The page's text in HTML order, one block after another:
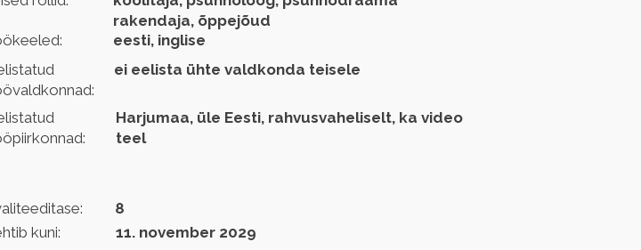
rakendaja, õppejõud
eesti, inglise
ei eelista ühte valdkonda teisele
Harjumaa, üle Eesti, rahvusvaheliselt, ka video
teel
kuni:
8
11. november 2029